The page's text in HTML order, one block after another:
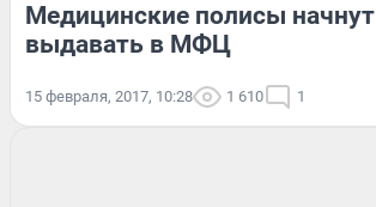
Медицинские полисы начнут
выдавать в МФЦ
15 февраля, 2017, 10:28 1 610 1